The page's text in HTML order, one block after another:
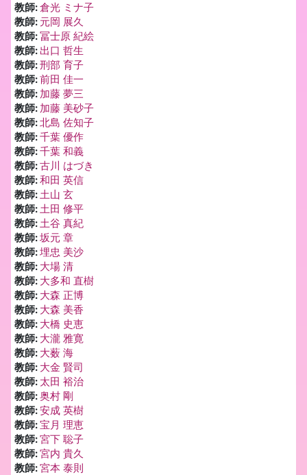
教師:倉光 ミナ子
教師: 元岡 展久
教師:冨士原 紀絵
教師: 出口 哲生
教師:刑部 育子
教師:前田 佳一
教師: 加藤 夢三
教師: 加藤 美砂子
教師:北島 佐知子
教師:千葉 優作
教師:千葉 和義
教師:古川 はづき
教師:和田 英信
教師:土山 玄
教師:土田 修平
教師:土谷 真紀
教師:坂元 章
教師:埋忠 美沙
教師: 大場 清
教師: 大多和 直樹
教師: 大森 正博
教師: 大森 美香
教師: 大橋 史恵
教師: 大瀧 雅寛
教師: 大薮 海
教師: 大金 賢司
教師: 太田 裕治
教師:奥村 剛
教師:安成 英樹
教師:宝月 理恵
教師:宮下 聡子
教師:宮内 貴久
教師:宮本 泰則